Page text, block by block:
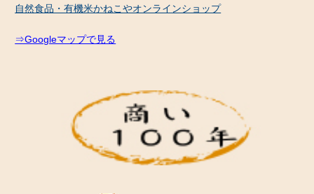
自然食品・有機米かねこやオンラインショップ
⇒Googleマップで見る